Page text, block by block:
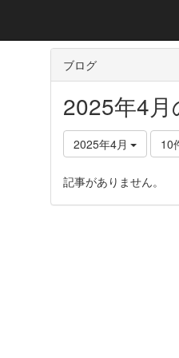
ブログ
2025年4
2025年4月 10
記事がありません。